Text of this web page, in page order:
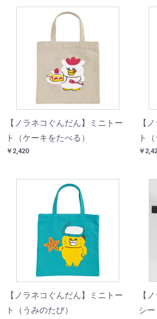
【ノラネコぐんだん】ミニトー
ト（ケーキをたべる）
￥2,420
【
ト
￥
【ノラネコぐんだん】ミニトー
ト（うみのたび）
【
シ